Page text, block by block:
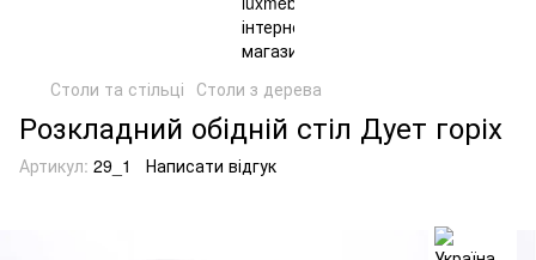
Столи та стільці Столи з дерева
Розкладний обідній стіл Дует горіх
Артикул: 29_1 Написати відгук